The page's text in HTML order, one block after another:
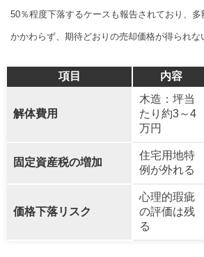
50％程度下落するケースも報告されており、
かかわらず、期待どおりの売却価格が得られな
項目 内容
解体費用
木造：坪当
たり約3～4
万円
固定資産税の増加
住宅用地特
例が外れる
価格下落リスク
心理的瑕疵
の評価は残
る